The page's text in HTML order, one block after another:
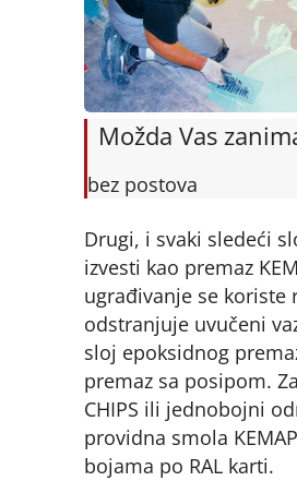
Možda Vas
bez postova
Drugi, i svaki sledeći
izvesti kao premaz
ugrađivanje se koriste
odstranjuje uvučeni
sloj epoksidnog
premaz sa posipom.
CHIPS ili jednobojni
providna smola
bojama po RAL karti.